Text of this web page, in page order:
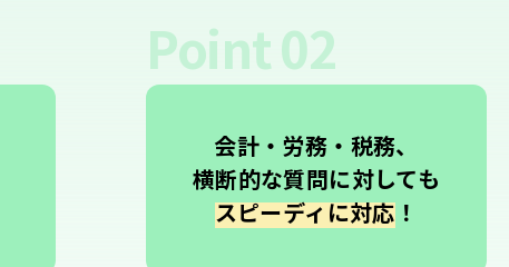
Point02
会計・労務・税務、
横断的な質問に対しても
スピーディに対応！